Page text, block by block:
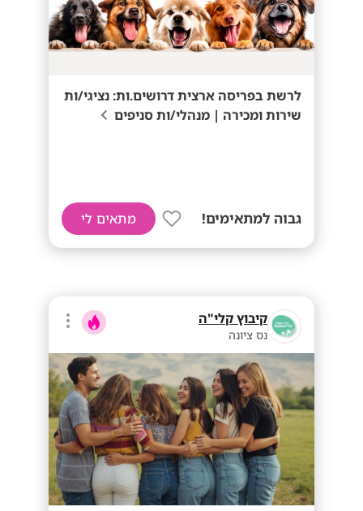
לרשת בפריסה ארצית דרושים.ות: נציגי/ות
שירות ומכירה | מנהלי/ות סניפים
גבוה למתאימים! מתאים לי
קיבוץ קלי"ה
נס ציונה